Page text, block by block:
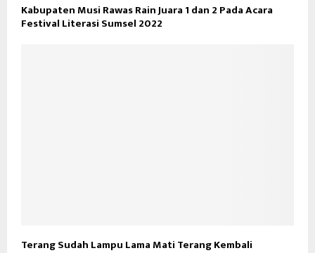
Kabupaten Musi Rawas Rain Juara 1 dan 2 Pada Acara
Festival Literasi Sumsel 2022
Terang Sudah Lampu Lama Mati Terang Kembali